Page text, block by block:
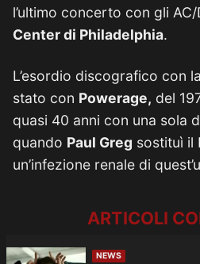
l’ultimo concerto con gli AC/
Center di Philadelphia.
L’esordio discografico con
stato con Powerage, del
quasi 40 anni con una sola
quando Paul Greg sostituì il
un’infezione renale di
ARTICOLI
NEWS